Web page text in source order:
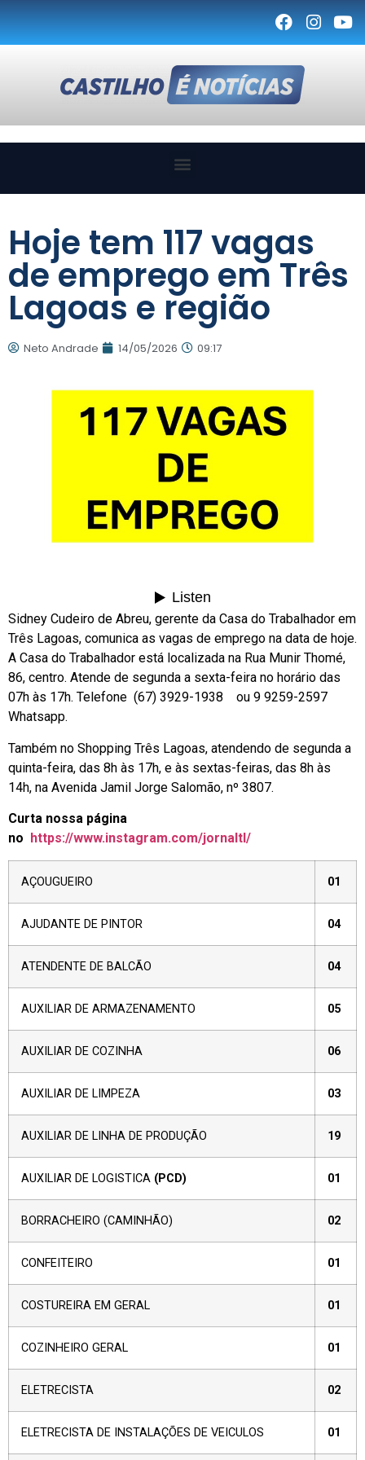
Hoje tem 117 vagas
de emprego em Três
Lagoas e região
Neto Andrade 14/05/2026 09:17
Sidney Cudeiro de Abreu, gerente da Casa do Trabalhador em
Três Lagoas, comunica as vagas de emprego na data de hoje.
A Casa do Trabalhador está localizada na Rua Munir Thomé,
86, centro. Atende de segunda a sexta-feira no horário das
07h às 17h. Telefone (67) 3929-1938 ou 9 9259-2597
Whatsapp.
Também no Shopping Três Lagoas, atendendo de segunda a
quinta-feira, das 8h às 17h, e às sextas-feiras, das 8h às
14h, na Avenida Jamil Jorge Salomão, nº 3807.
Curta nossa página
no https://www.instagram.com/jornaltl/
AÇOUGUEIRO 01
AJUDANTE DE PINTOR 04
ATENDENTE DE BALCÃO 04
AUXILIAR DE ARMAZENAMENTO 05
AUXILIAR DE COZINHA 06
AUXILIAR DE LIMPEZA 03
AUXILIAR DE LINHA DE PRODUÇÃO 19
AUXILIAR DE LOGISTICA (PCD) 01
BORRACHEIRO (CAMINHÃO) 02
CONFEITEIRO 01
COSTUREIRA EM GERAL 01
COZINHEIRO GERAL 01
ELETRECISTA 02
ELETRECISTA DE INSTALAÇÕES DE VEICULOS 01